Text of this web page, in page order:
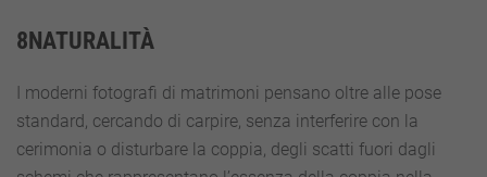
8NATURALITÀ
I moderni fotografi di matrimoni pensano oltre alle pose
standard, cercando di carpire, senza interferire con la
cerimonia o disturbare la coppia, degli scatti fuori dagli